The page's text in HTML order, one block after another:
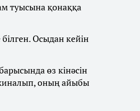
туысына қонаққа
Осыдан кейін
өз кінәсін
оның айыбы